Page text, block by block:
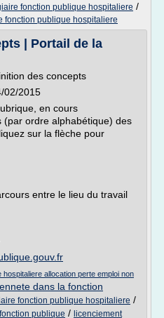
fonction publique hospitaliere /
fonction publique hospitaliere
| Portail de la
des concepts
02/2015
en cours
(par ordre alphabétique) des
sur la flèche pour
entre le lieu du travail
hospitaliere allocation perte emploi non
dans la fonction
fonction publique hospitaliere /
publique / licenciement